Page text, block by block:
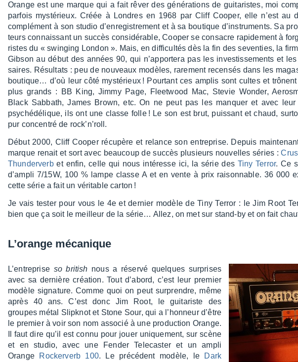
Orange est une marque qui a fait rêver des géné­ra­tions de guita­ristes, moi
parfois mysté­rieux. Créée à Londres en 1968 par Cliff Cooper, elle n’est au
complé­ment à son studio d’en­re­gis­tre­ment et à sa boutique d’ins­tru­ments. Sa
teurs connais­sant un succès consi­dé­rable, Cooper se consacre rapi­de­ment à
ristes du « swin­ging London ». Mais, en diffi­cul­tés dès la fin des seven­ties, la
Gibson au début des années 90, qui n’ap­por­tera pas les inves­tis­se­ments et
saires. Résul­tats : peu de nouveaux modèles, rare­ment recen­sés dans les
boutique… d’où leur côté mysté­rieux ! Pour­tant ces amplis sont cultes et
plus grands : BB King, Jimmy Page, Fleet­wood Mac, Stevie Wonder,
Black Sabbath, James Brown, etc. On ne peut pas les manquer et avec leur
psyché­dé­lique, ils ont une classe folle ! Le son est brut, puis­sant et chaud,
pur concen­tré de rock’n’­roll.
Début 2000, Cliff Cooper récu­père et relance son entre­prise. Depuis
marque renait et sort avec beau­coup de succès plusieurs nouvelles séries :
Thun­der­verbet enfin, celle qui nous inté­resse ici, la série des Tiny Terror. Ce
d’am­pli 7/15W, 100 % lampe classe A et en vente à prix raison­nable. 36 000
cette série a fait un véri­table carton !
Je vais tester pour vous le 4e et dernier modèle de Tiny Terror : le Jim Root
bien que ça soit le meilleur de la série… Allez, on met sur stand-by et on fait
L’orange méca­nique
L’en­tre­prise so british nous a réservé quelques surprises
avec sa dernière créa­tion. Tout d’abord, c’est leur premier
modèle signa­ture. Comme quoi on peut surprendre, même
après 40 ans. C’est donc Jim Root, le guita­riste des
groupes métal Slipk­not et Stone Sour, qui a l’hon­neur d’être
le premier à voir son nom asso­cié à une produc­tion Orange.
Il faut dire qu’il est connu pour jouer unique­ment, sur scène
et en studio, avec une Fender Tele­cas­ter et un ampli
Orange Rocker­verb 100. Le précé­dent modèle, le Dark